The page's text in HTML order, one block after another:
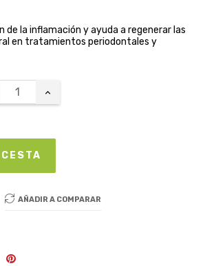
de la inflamación y ayuda a regenerar las
en tratamientos periodontales y
AÑADIR A COMPARAR